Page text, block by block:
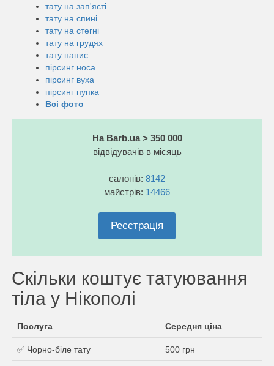
тату на зап'ясті
тату на спині
тату на стегні
тату на грудях
тату напис
пірсинг носа
пірсинг вуха
пірсинг пупка
Всі фото
На Barb.ua > 350 000
відвідувачів в місяць
салонів: 8142
майстрів: 14466
Реєстрація
Скільки коштує татуювання
тіла у Нікополі
Послуга Середня ціна
✅ Чорно-біле тату 500 грн